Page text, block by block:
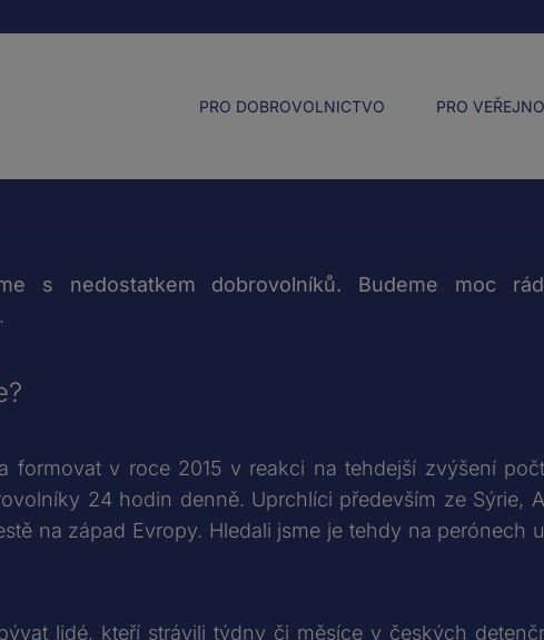
PRO DOBROVOLNICTVO PRO
s nedostatkem dobrovolníků. Budeme moc
.
formovat v roce 2015 v reakci na tehdejší zvýšení
24 hodin denně. Uprchlíci především ze Sýrie,
na západ Evropy. Hledali jsme je tehdy na
lidé, kteří strávili týdny či měsíce v českých